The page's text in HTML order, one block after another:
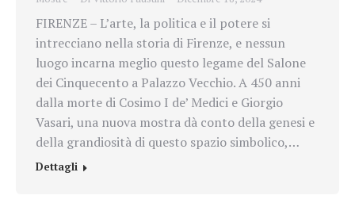
FIRENZE – L’arte, la politica e il potere si
intrecciano nella storia di Firenze, e nessun
luogo incarna meglio questo legame del Salone
dei Cinquecento a Palazzo Vecchio. A 450 anni
dalla morte di Cosimo I de’ Medici e Giorgio
Vasari, una nuova mostra dà conto della genesi e
della grandiosità di questo spazio simbolico,…
Dettagli